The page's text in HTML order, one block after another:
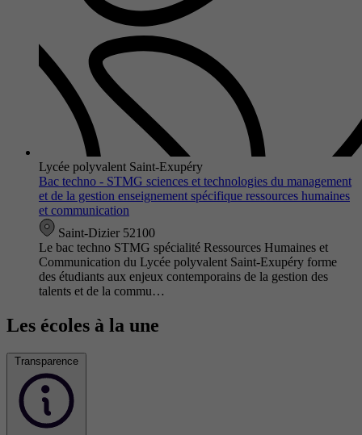
Lycée polyvalent Saint-Exupéry
Bac techno - STMG sciences et technologies du management
et de la gestion enseignement spécifique ressources humaines
et communication
Saint-Dizier 52100
Le bac techno STMG spécialité Ressources Humaines et
Communication du Lycée polyvalent Saint-Exupéry forme
des étudiants aux enjeux contemporains de la gestion des
talents et de la commu…
Les écoles à la une
Transparence